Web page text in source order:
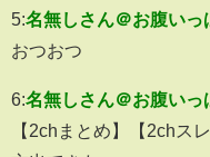
5:名無しさん＠お腹いっ
おつおつ
6:名無しさん＠お腹いっ
【2chまとめ】【2chス